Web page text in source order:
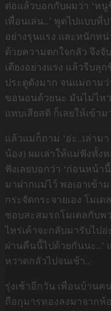
ต่อแล้วบอกกับผมว่า ‘ห
เพื่อนเล่น..’ พูดไปแบบ
อย่างรุนแรง และหนักห
ด้วยความตกใจกลัว จึงจั
เตียงอย่างแรง แล้วรีบลุ
ประตูดังมาก จนแม่ถามว่
ขอนอนด้วยนะ มันไม่ไห
แทบเสียสติ ก็เลยให้เข้า
แล้วแม่ก็ถาม ‘อ่ะ..เล่าม
น้อง) ผมเล่าให้แม่ฟังทั้ง
ฟังเลยบอกว่า ‘ก่อนหน้า
มาฝากแม่ไว้ พอเอาเข้า
กระจัดกระจายเอง โมเ
ชอบสะสมรถโมเดลกับพ
ไหร่เค้าจะกลับมารับไป
ผ่านคืนนี้ไปด้วยกันนะ..’
หวาดกลัวไปจนเช้า..
รุ่งเช้าอีกวัน เพื่อนบ้าน
ถือกุมารทองลงมาจากห้